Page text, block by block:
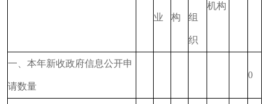
业 构 组
织
机构
一、本年新收政府信息公开申
请数量
0